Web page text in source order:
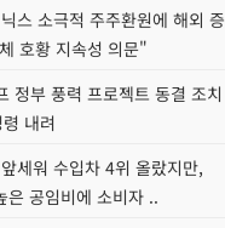
스 소극적 주주환원에 해외 증
호황 지속성 의문"
정부 풍력 프로젝트 동결 조치
내려
세워 수입차 4위 올랐지만,
은 공임비에 소비자 ..